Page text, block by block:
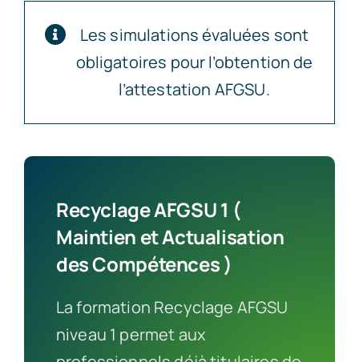
Les simulations évaluées sont
obligatoires pour l’obtention de
l’attestation AFGSU.
Recyclage AFGSU 1 (
Maintien et Actualisation
des Compétences )
La formation Recyclage AFGSU
niveau 1 permet aux